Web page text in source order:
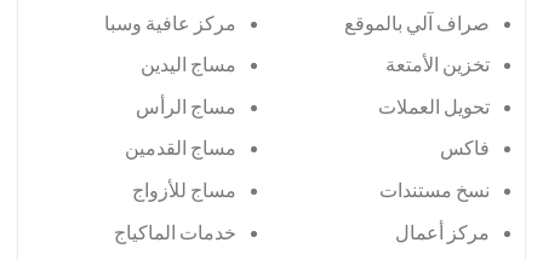
صراف آلي بالموقع
تخزين الأمتعة
تحويل العملات
فاكس
نسخ مستندات
مركز أعمال
مركز عافية وسبا
مساج اليدين
مساج الرأس
مساج القدمين
مساج للأزواج
خدمات الماكياج